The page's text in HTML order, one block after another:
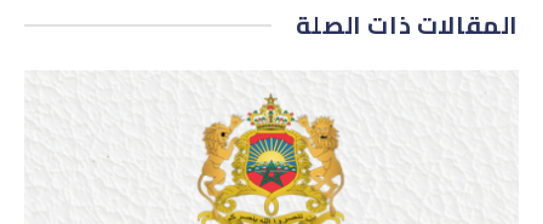
المقالاتذات الصلة